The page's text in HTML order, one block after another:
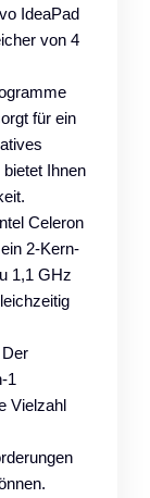
IdeaPad
von 4
für ein
Ihnen
Celeron
2-Kern-
1,1 GHz
1
Vielzahl